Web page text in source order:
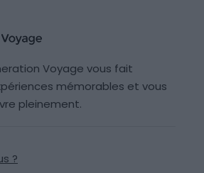
Voyage vous fait
mémorables et vous
pleinement.
?